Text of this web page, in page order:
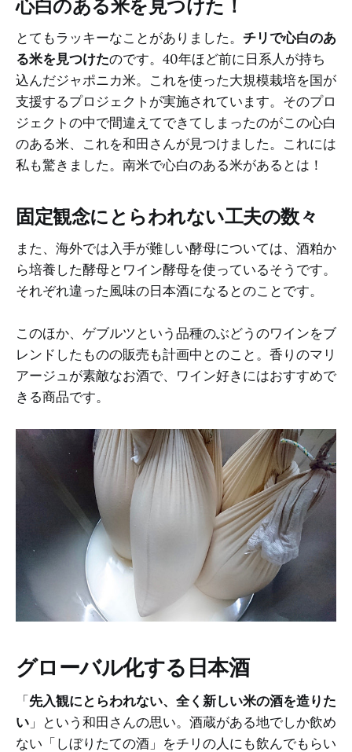
心白のある米を見つけた！
とてもラッキーなことがありました。 チリで心白のあ
る米を見つけたのです。40年ほど前に日系人が持ち
込んだジャポニカ米。これを使った大規模栽培を国が
支援するプロジェクトが実施されています。そのプロ
ジェクトの中で間違えてできてしまったのがこの心白
のある米、これを和田さんが見つけました。これには
私も驚きました。南米で心白のある米があるとは！
固定観念にとらわれない工夫の数々
また、海外では入手が難しい酵母については、酒粕か
ら培養した酵母とワイン酵母を使っているそうです。
それぞれ違った風味の日本酒になるとのことです。
このほか、ゲブルツという品種のぶどうのワインをブ
レンドしたものの販売も計画中とのこと。香りのマリ
アージュが素敵なお酒で、ワイン好きにはおすすめで
きる商品です。
グローバル化する日本酒
「先入観にとらわれない、全く新しい米の酒を造りた
い 」という和田さんの思い。酒蔵がある地でしか飲め
ない「しぼりたての酒」をチリの人にも飲んでもらい